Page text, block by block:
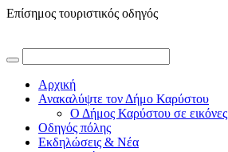
Επίσημος τουριστικός οδηγός
Αρχική
Ανακαλύψτε τον Δήμο Καρύστου
Ο Δήμος Καρύστου σε εικόνες
Οδηγός πόλης
Εκδηλώσεις & Νέα